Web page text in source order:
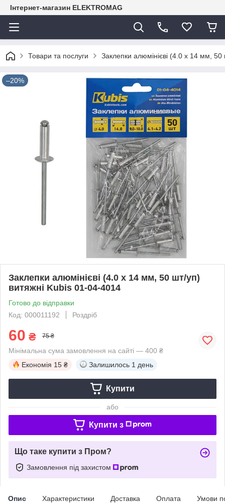
Інтернет-магазин ELEKTROMAG
Товари та послуги Заклепки алюмінієві (4.0 х 14 мм,
–20%
Заклепки алюмінієві (4.0 х 14 мм, 50 шт/уп)
витяжні Kubis 01-04-4014
Готово до відправки
Код: 000011192
Роздріб
60 ₴ 75 ₴
Мінімальна сума замовлення на сайті — 400 ₴
Економія 15 ₴ Залишилось 1 день
Купити
або
Купити з
Що таке купити з Пром?
Замовлення під захистом
Опис Характеристики Доставка Оплата Умови